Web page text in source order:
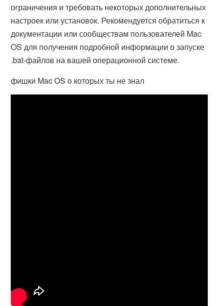
ограничения и требовать некоторых дополнительных
настроек или установок. Рекомендуется обратиться к
документации или сообществам пользователей Mac
OS для получения подробной информации о запуске
.bat-файлов на вашей операционной системе.
фишки Mac OS о которых ты не знал